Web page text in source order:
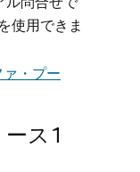
使用できま
・プー
ース1